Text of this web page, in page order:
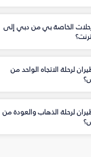
الخاصة بي من دبي إلى
لرحلة الاتجاه الواحد من
لرحلة الذهاب والعودة من